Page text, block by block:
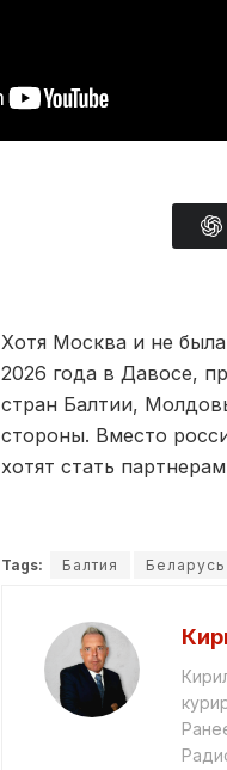
Хотя Москва и не
2026 года в Давосе,
стран Балтии,
стороны. Вместо
хотят стать
Tags: Балтия Беларусь